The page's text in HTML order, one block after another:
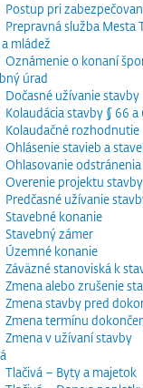
Postup pri
Prepravná služba Mesta
mládež
Oznámenie o konaní
úrad
Dočasné užívanie stavby
Kolaudácia stavby § 66
Kolaudačné rozhodnutie
Ohlásenie stavieb a
Ohlasovanie
Overenie projektu
Predčasné užívanie
Stavebné konanie
Stavebný zámer
Územné konanie
Záväzné stanoviská k
Zmena alebo zrušenie
Zmena stavby pred
Zmena termínu
Zmena v užívaní stavby
Tlačivá – Byty a majetok